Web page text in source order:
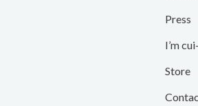
Press
I’m
Store